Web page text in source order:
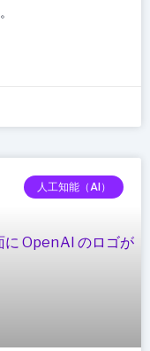
人工知能（AI）